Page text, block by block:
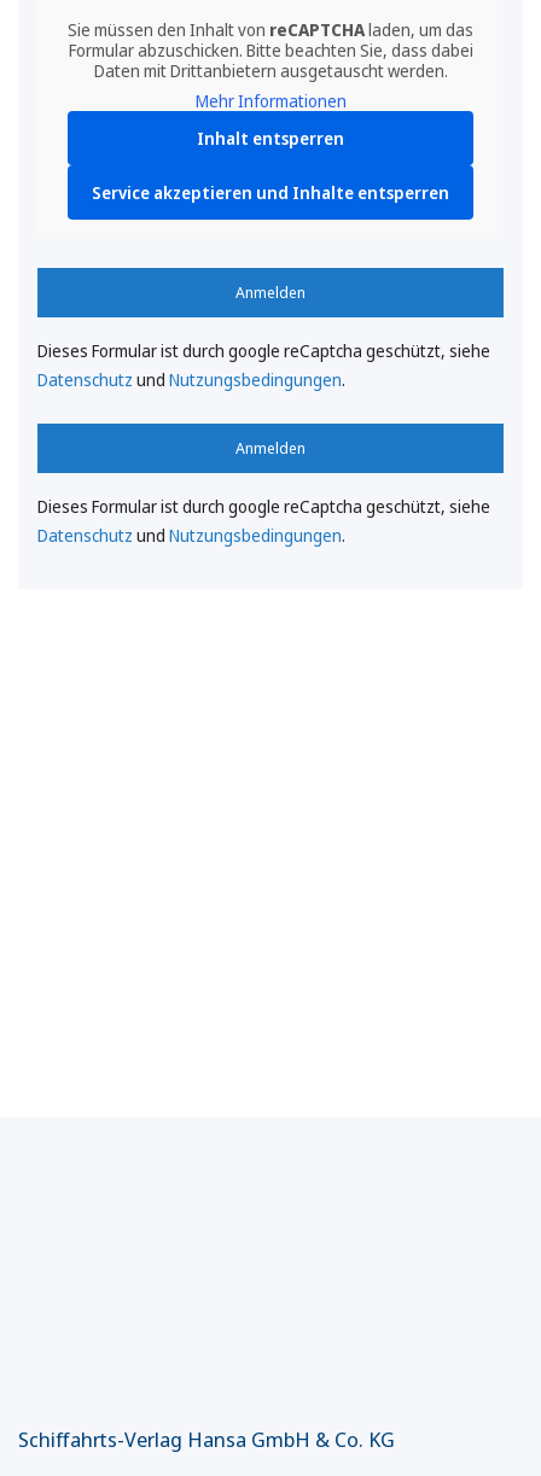
Sie müssen den Inhalt von reCAPTCHAladen, um das
Formular abzuschicken. Bitte beachten Sie, dass dabei
Daten mit Drittanbietern ausgetauscht werden.
Mehr Informationen
Inhalt entsperren
Service akzeptieren und Inhalte entsperren
Anmelden
Dieses Formular ist durch google reCaptcha geschützt, siehe
Datenschutz und Nutzungsbedingungen.
Anmelden
Dieses Formular ist durch google reCaptcha geschützt, siehe
Datenschutz und Nutzungsbedingungen.
Schiffahrts-Verlag Hansa GmbH & Co. KG